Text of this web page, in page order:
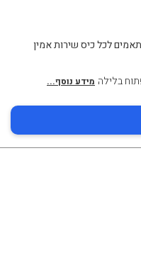
מתאמים לכל כיס שירות אמין
בלילה מידע נוסף...